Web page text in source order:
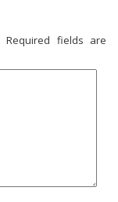
Required fields are